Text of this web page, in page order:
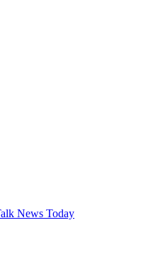
News Today